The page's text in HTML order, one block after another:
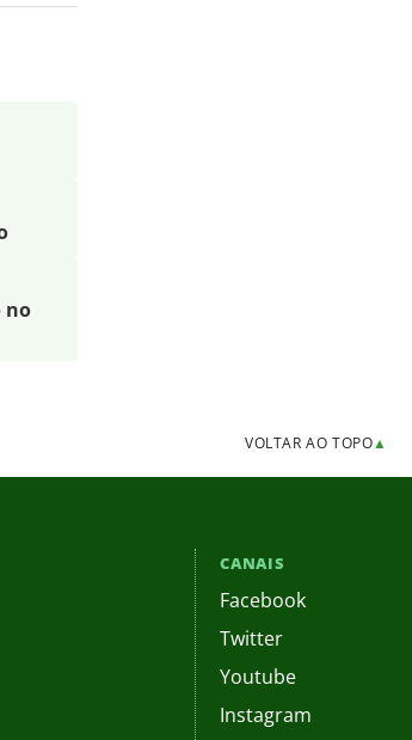
no
VOLTAR AO TOPO▲
CANAIS
Facebook
Twitter
Youtube
Instagram